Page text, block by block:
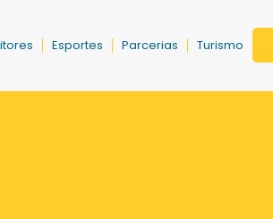
Esportes Parcerias Turismo